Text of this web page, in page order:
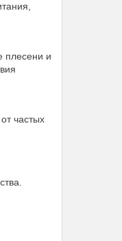
плесени и
частых